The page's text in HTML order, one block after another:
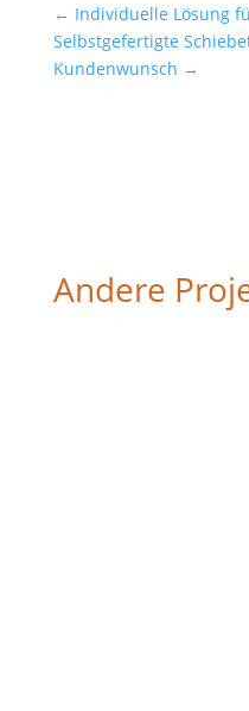
← Individuelle Lösung
Selbstgefertigte
Kundenwunsch →
Andere